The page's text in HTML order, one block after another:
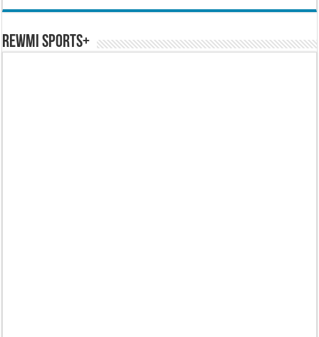
REWMI SPORTS+